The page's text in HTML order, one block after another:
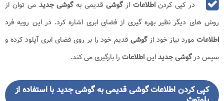
در کپی کردناطلاعاتازگوشی قدیمی بهگوشی جدید می توان از
روش های دیگر نظیر بهره گیری از فضای ابری اشاره کرد. در این رویه فرد
اطلاعات مورد نیاز خود ازگوشی قدیم خود را بر روی فضای ابری آپلود کرده و
سپس درگوشی جدیدایناطلاعات را بارگیری می کند.
کپی کردن اطلاعات گوشی قدیمی به گوشی جدید با استفاده از